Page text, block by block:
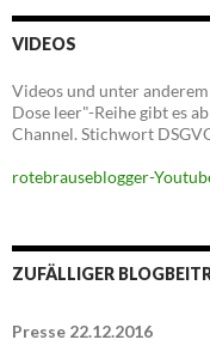
VIDEOS
Videos und unter
Dose leer"-Reihe gibt es
Channel. Stichwort
rotebrauseblogger-
ZUFÄLLIGER
Presse 22.12.2016